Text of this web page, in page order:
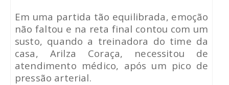
Em uma partida tão equilibrada, emoção
não faltou e na reta final contou com um
susto, quando a treinadora do time da
casa, Arilza Coraça, necessitou de
atendimento médico, após um pico de
pressão arterial.